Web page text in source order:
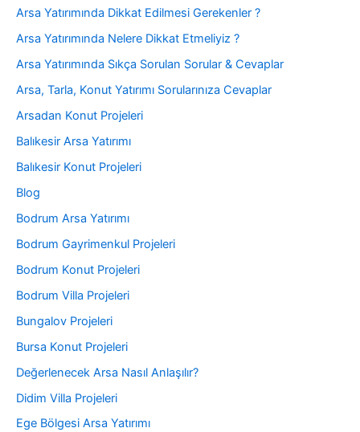
Arsa Yatırımında Dikkat Edilmesi Gerekenler ?
Arsa Yatırımında Nelere Dikkat Etmeliyiz ?
Arsa Yatırımında Sıkça Sorulan Sorular & Cevaplar
Arsa, Tarla, Konut Yatırımı Sorularınıza Cevaplar
Arsadan Konut Projeleri
Balıkesir Arsa Yatırımı
Balıkesir Konut Projeleri
Blog
Bodrum Arsa Yatırımı
Bodrum Gayrimenkul Projeleri
Bodrum Konut Projeleri
Bodrum Villa Projeleri
Bungalov Projeleri
Bursa Konut Projeleri
Değerlenecek Arsa Nasıl Anlaşılır?
Didim Villa Projeleri
Ege Bölgesi Arsa Yatırımı